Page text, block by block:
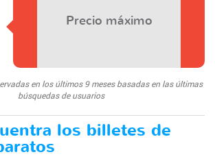
Precio máximo
en los últimos 9 meses basadas en las últimas
búsquedas de usuarios
los billetes de